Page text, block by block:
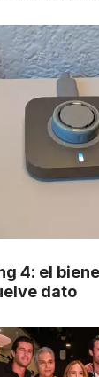
4: el
dato